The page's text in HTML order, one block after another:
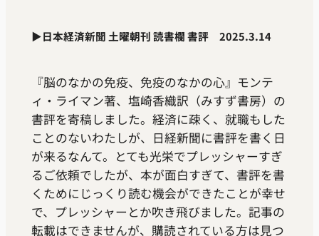
▶日本経済新聞 土曜朝刊 読書欄 書評 2025.3.14
『脳のなかの免疫、免疫のなかの心』モンテ
ィ・ライマン著、塩崎香織訳（みすず書房）の
書評を寄稿しました。経済に疎く、就職もした
ことのないわたしが、日経新聞に書評を書く日
が来るなんて。とても光栄でプレッシャーすぎ
るご依頼でしたが、本が面白すぎて、書評を書
くためにじっくり読む機会ができたことが幸せ
で、プレッシャーとか吹き飛びました。記事の
転載はできませんが、購読されている方は見つ